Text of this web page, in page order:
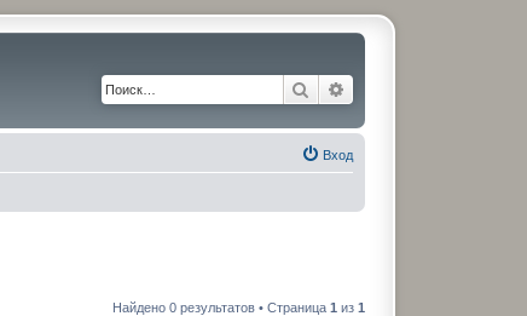
Поиск
Вход
Найдено 0 результатов • Страница 1 из 1